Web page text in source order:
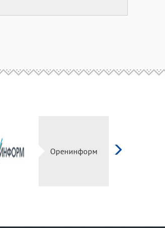
Оренинформ